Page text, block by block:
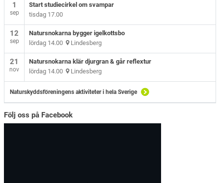
1
sep
Start studiecirkel om svampar
tisdag 17.00
12
sep
Natursnokarna bygger igelkottsbo
lördag 14.00 Lindesberg
21
nov
Natursnokarna klär djurgran & går reflextur
lördag 14.00 Lindesberg
Naturskyddsföreningens aktiviteter i hela Sverige
Följ oss på Facebook